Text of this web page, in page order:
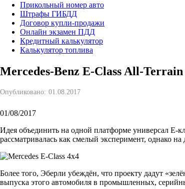
Прикольный номер авто
Штрафы ГИБДД
Договор купли-продажи
Онлайн экзамен ПДД
Кредитный калькулятор
Калькулятор топлива
Mercedes-Benz E-Class All-
Опубликовано: 01.08.2017
01/08/2017
Идея объединить на одной платформе универсал E-
рассматривалась как смелый эксперимент, однако
Более того, Эберли убеждён, что проекту дадут
выпуска этого автомобиля в промышленных,